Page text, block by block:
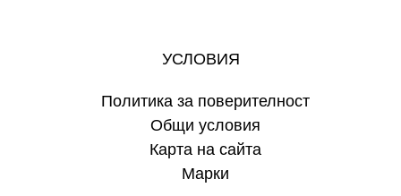
УСЛОВИЯ
Политика за поверителност
Общи условия
Карта на сайта
Марки